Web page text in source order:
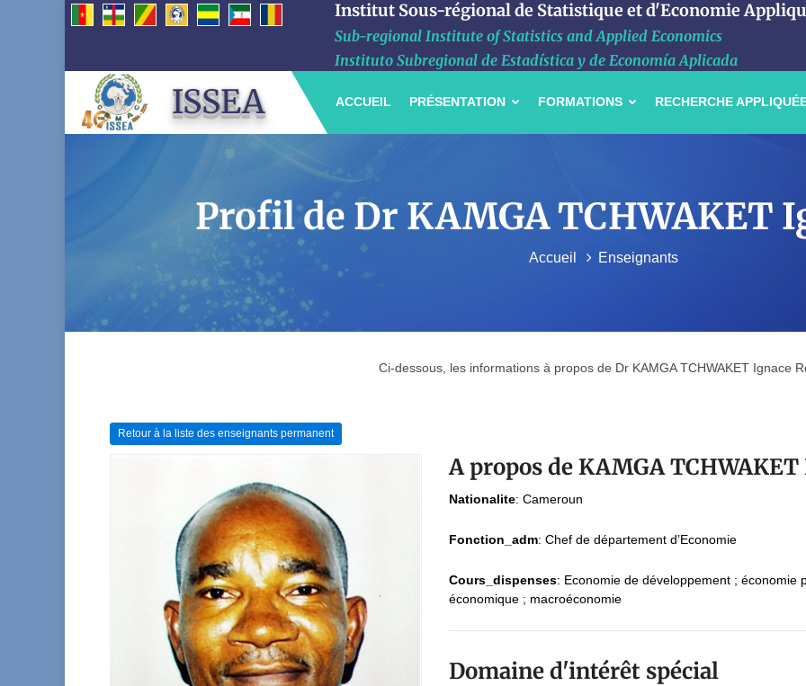
Institut Sous-régional de Statistique et d'Economie
Sub-regional Institute of Statistics and Applied Economics
Instituto Subregional de Estadística y de Economía Aplicada
ISSEA ACCUEIL PRÉSENTATION FORMATIONS RECHERCHE
Profil de Dr KAMGA TCHWAKET
Accueil Enseignants
Ci-dessous, les informations à propos de Dr KAMGA TCHWAKET Ignace
Retour à la liste des enseignants permanent
A propos de KAMGA
Nationalite: Cameroun
Fonction_adm: Chef de département d’Economie
Cours_dispenses: Economie de développement ; économie
économique ; macroéconomie
Domaine d'intérêt spécial